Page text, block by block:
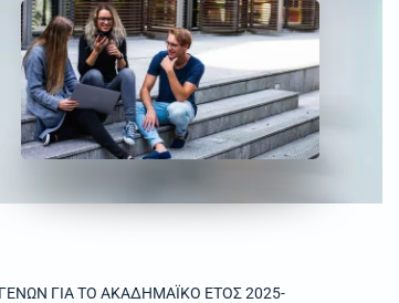
ΓΙΑ ΤΟ ΑΚΑΔΗΜΑΪΚΟ ΕΤΟΣ 2025-